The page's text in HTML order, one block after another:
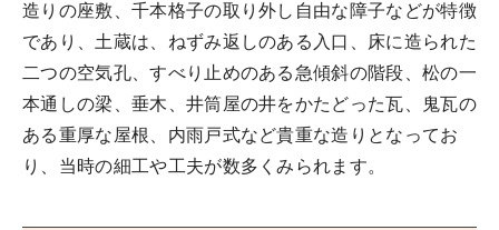
造りの座敷、千本格子の取り外し自由な障子などが特徴
であり、土蔵は、ねずみ返しのある入口、床に造られた
二つの空気孔、すべり止めのある急傾斜の階段、松の一
本通しの梁、垂木、井筒屋の井をかたどった瓦、鬼瓦の
ある重厚な屋根、内雨戸式など貴重な造りとなってお
り、当時の細工や工夫が数多くみられます。